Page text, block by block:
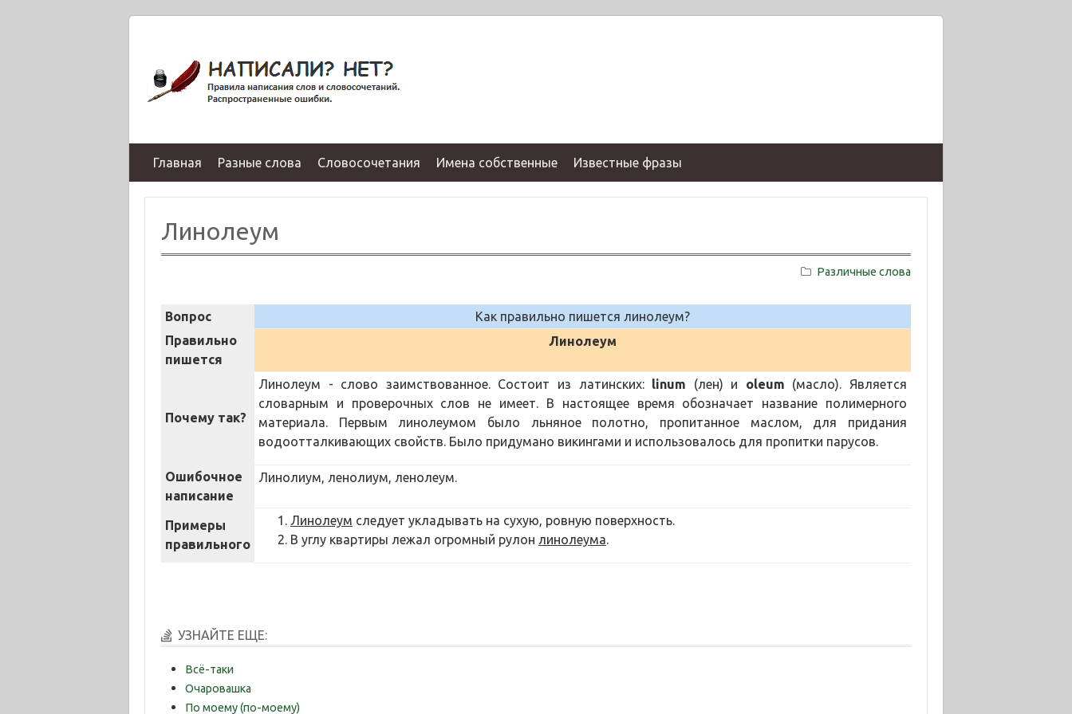
Главная Разные слова Словосочетания Имена собственные Известные фразы
Линолеум
Различные слова
Вопрос
Как правильно пишется линолеум?
Правильно
пишется
Линолеум
Почему так?
Линолеум - слово заимствованное. Состоит из латинских: linum (лен) и oleum (масло). Является
словарным и проверочных слов не имеет. В настоящее время обозначает название полимерного
материала. Первым линолеумом было льняное полотно, пропитанное маслом, для придания
водоотталкивающих свойств. Было придумано викингами и использовалось для пропитки парусов.
Ошибочное
написание
Линолиум, ленолиум, ленолеум.
Примеры
правильного
Линолеум следует укладывать на сухую, ровную поверхность.
В углу квартиры лежал огромный рулон линолеума.
УЗНАЙТЕ ЕЩЕ:
Всё-таки
Очаровашка
По моему (по-моему)